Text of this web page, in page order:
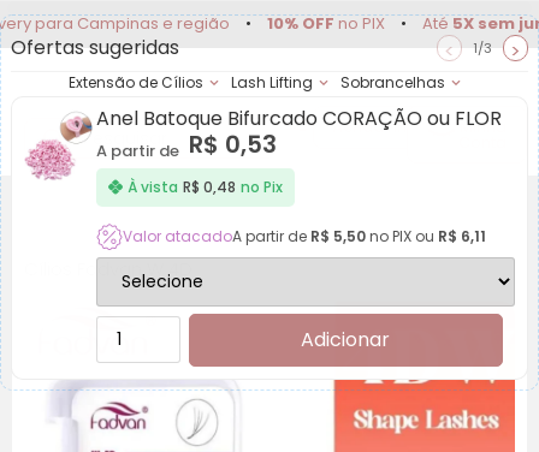
Campinas e região • 10% OFFno PIX • Até5X sem juros •
Extensão de Cílios Lash Lifting Sobrancelhas
Achadinhos Minha
Cílios Fadvan W 4D
Ofertas sugeridas < 1/3 >
Anel Batoque Bifurcado CORAÇÃO ou FLOR
A partir de R$ 0,53
À vista R$ 0,48 no Pix
Valor atacadoA partir de R$ 5,50no PIX ou R$ 6,11
Adicionar